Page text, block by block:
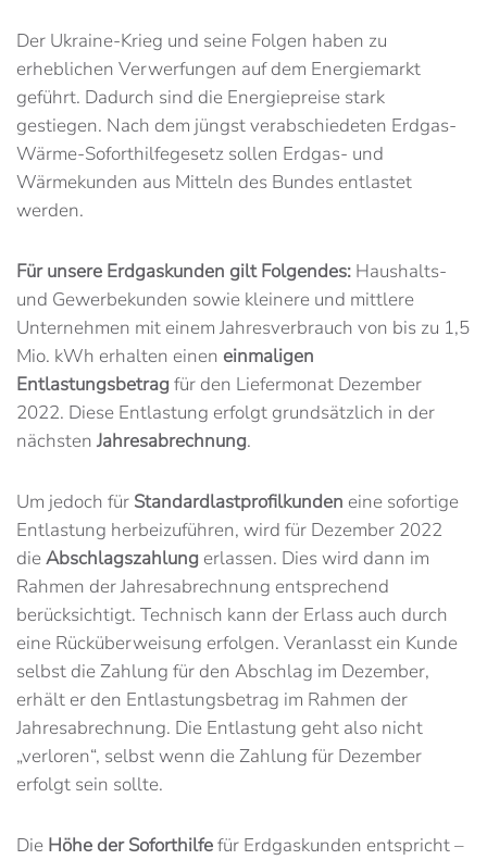
Der Ukraine-Krieg und seine Folgen haben zu
erheblichen Verwerfungen auf dem Energiemarkt
geführt. Dadurch sind die Energiepreise stark
gestiegen. Nach dem jüngst verabschiedeten Erdgas-
Wärme-Soforthilfegesetz sollen Erdgas- und
Wärmekunden aus Mitteln des Bundes entlastet
werden.
Für unsere Erdgaskunden gilt Folgendes: Haushalts-
und Gewerbekunden sowie kleinere und mittlere
Unternehmen mit einem Jahresverbrauch von bis zu 1,5
Mio. kWh erhalten einen einmaligen
Entlastungsbetrag für den Liefermonat Dezember
2022. Diese Entlastung erfolgt grundsätzlich in der
nächsten Jahresabrechnung.
Um jedoch für Standardlastprofilkunden eine sofortige
Entlastung herbeizuführen, wird für Dezember 2022
dieAbschlagszahlung erlassen. Dies wird dann im
Rahmen der Jahresabrechnung entsprechend
berücksichtigt. Technisch kann der Erlass auch durch
eine Rücküberweisung erfolgen. Veranlasst ein Kunde
selbst die Zahlung für den Abschlag im Dezember,
erhält er den Entlastungsbetrag im Rahmen der
Jahresabrechnung. Die Entlastung geht also nicht
„verloren“, selbst wenn die Zahlung für Dezember
erfolgt sein sollte.
Die Höhe der Soforthilfefür Erdgaskunden entspricht –